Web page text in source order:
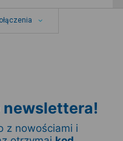
newslettera!
z nowościami i